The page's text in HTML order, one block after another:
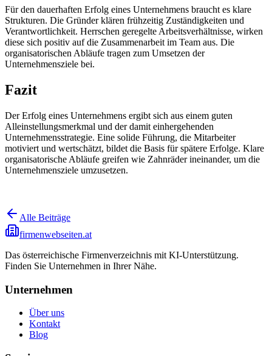
Für den dauerhaften Erfolg eines Unternehmens braucht es klare
Strukturen. Die Gründer klären frühzeitig Zuständigkeiten und
Verantwortlichkeit. Herrschen geregelte Arbeitsverhältnisse, wirken
diese sich positiv auf die Zusammenarbeit im Team aus. Die
organisatorischen Abläufe tragen zum Umsetzen der
Unternehmensziele bei.
Fazit
Der Erfolg eines Unternehmens ergibt sich aus einem guten
Alleinstellungsmerkmal und der damit einhergehenden
Unternehmensstrategie. Eine solide Führung, die Mitarbeiter
motiviert und wertschätzt, bildet die Basis für spätere Erfolge. Klare
organisatorische Abläufe greifen wie Zahnräder ineinander, um die
Unternehmensziele umzusetzen.
Alle Beiträge
firmenwebseiten.at
Das österreichische Firmenverzeichnis mit KI-Unterstützung.
Finden Sie Unternehmen in Ihrer Nähe.
Unternehmen
Über uns
Kontakt
Blog